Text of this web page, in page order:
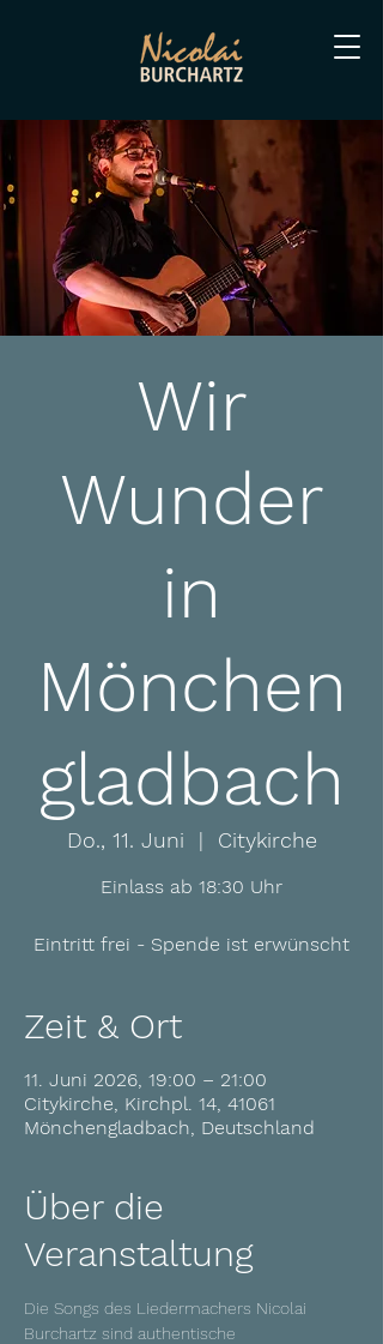
Wir
Wunder
in
Mönchen
gladbach
Do., 11. Juni
  |
Citykirche
Einlass ab 18:30 Uhr
Eintritt frei - Spende ist erwünscht
Zeit & Ort
11. Juni 2026, 19:00 – 21:00
Citykirche, Kirchpl. 14, 41061
Mönchengladbach, Deutschland
Über die
Veranstaltung
Die Songs des Liedermachers Nicolai
Burchartz sind authentische